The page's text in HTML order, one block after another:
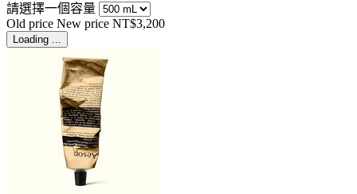
請選擇一個容量
Old price New price NT$3,200
Loading ...